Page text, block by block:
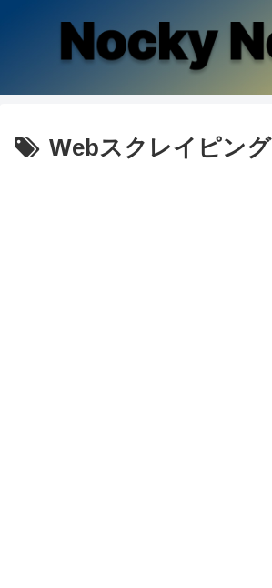
Webスクレイピング